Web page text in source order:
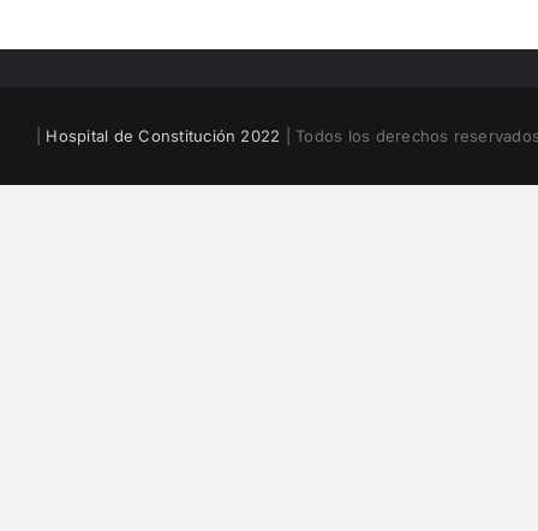
Hospital de Constitución 2022 | Todos los derechos